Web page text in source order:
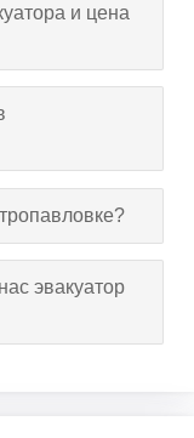
и цена
эвакуатор